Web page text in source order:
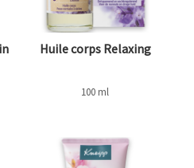
Huile corps Relaxing
100 ml